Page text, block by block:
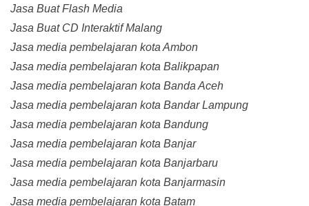
Jasa Buat Flash Media
Jasa Buat CD Interaktif Malang
Jasa media pembelajaran kota Ambon
Jasa media pembelajaran kota Balikpapan
Jasa media pembelajaran kota Banda Aceh
Jasa media pembelajaran kota Bandar Lampung
Jasa media pembelajaran kota Bandung
Jasa media pembelajaran kota Banjar
Jasa media pembelajaran kota Banjarbaru
Jasa media pembelajaran kota Banjarmasin
Jasa media pembelajaran kota Batam